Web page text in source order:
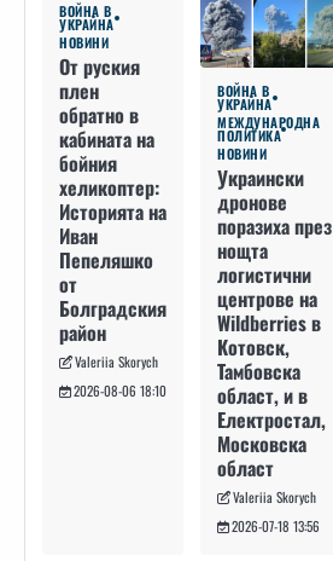
ВОЙНА В
УКРАЙНА
НОВИНИ
От руския
плен
обратно в
кабината на
бойния
хеликоптер:
Историята на
Иван
Пепеляшко
от
Болградския
район
Valeriia Skorych
2026-08-06 18:10
ВОЙНА В
УКРАЙНА
МЕЖДУНАРОДНА
ПОЛИТИКА
НОВИНИ
Украински
дронове
поразиха през
нощта
логистични
центрове на
Wildberries в
Котовск,
Тамбовска
област, и в
Електростал,
Московска
област
Valeriia Skorych
2026-07-18 13:56